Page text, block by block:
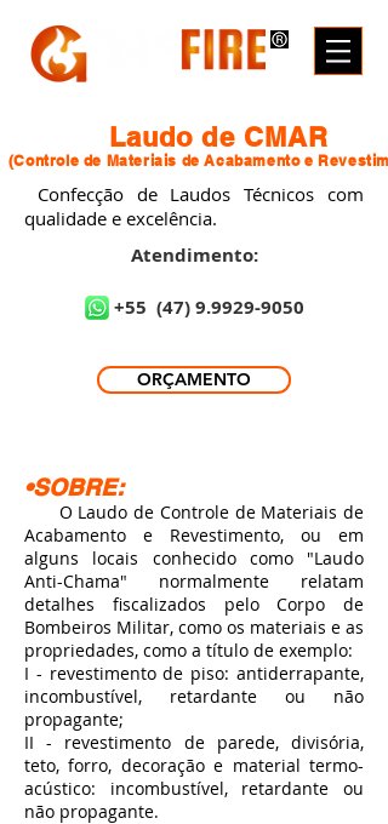
Laudo de CMAR
(Controle de Materiais de Acabamento e
Confecção de Laudos Técnicos com
qualidade e excelência.
Atendimento:
+55 (47) 9.9929-9050
ORÇAMENTO
•SOBRE:
O Laudo de Controle de Materiais de
Acabamento e Revestimento, ou em
alguns locais conhecido como "Laudo
Anti-Chama" normalmente relatam
detalhes fiscalizados pelo Corpo de
Bombeiros Militar, como os materiais e as
propriedades, como a título de exemplo:
I - revestimento de piso: antiderrapante,
incombustível, retardante ou não
propagante;
II - revestimento de parede, divisória,
teto, forro, decoração e material termo-
acústico: incombustível, retardante ou
não propagante.